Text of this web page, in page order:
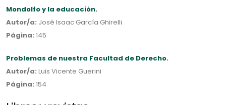
Mondolfo y la educación.
Autor/a: José Isaac García Ghirelli
Página: 145
Problemas de nuestra Facultad de Derecho.
Autor/a: Luis Vicente Guerini
Página: 154